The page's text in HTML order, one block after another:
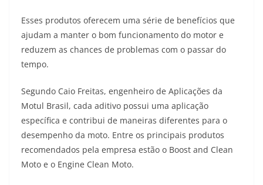
p
a
o
r
n
Esses produtos oferecem uma série de benefícios que
ajudam a manter o bom funcionamento do motor e
reduzem as chances de problemas com o passar do
tempo.
Segundo Caio Freitas, engenheiro de Aplicações da
Motul Brasil, cada aditivo possui uma aplicação
específica e contribui de maneiras diferentes para o
desempenho da moto. Entre os principais produtos
recomendados pela empresa estão o Boost and Clean
Moto e o Engine Clean Moto.